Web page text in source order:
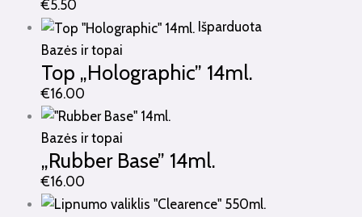
€5.50
Išparduota
Bazės ir topai
Top „Holographic” 14ml.
€16.00
Bazės ir topai
„Rubber Base” 14ml.
€16.00